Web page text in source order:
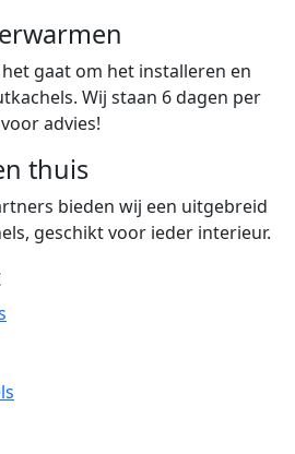
gaat om het installeren en
Wij staan 6 dagen per
advies!
thuis
bieden wij een uitgebreid
geschikt voor ieder interieur.